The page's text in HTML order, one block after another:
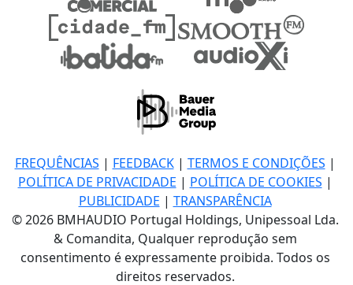
FREQUÊNCIAS | FEEDBACK| TERMOS E CONDIÇÕES |
POLÍTICA DE PRIVACIDADE | POLÍTICA DE COOKIES |
PUBLICIDADE | TRANSPARÊNCIA
© 2026 BMHAUDIO Portugal Holdings, Unipessoal Lda.
& Comandita, Qualquer reprodução sem
consentimento é expressamente proibida. Todos os
direitos reservados.